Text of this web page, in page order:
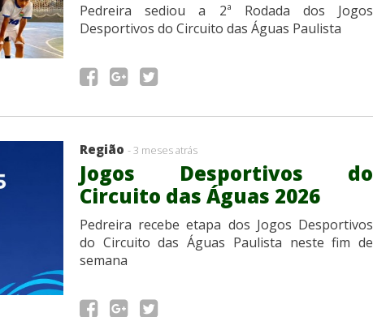
Pedreira sediou a 2ª Rodada dos Jogos
Desportivos do Circuito das Águas Paulista
Região - 3 meses atrás
Jogos Desportivos do
Circuito das Águas 2026
Pedreira recebe etapa dos Jogos Desportivos
do Circuito das Águas Paulista neste fim de
semana